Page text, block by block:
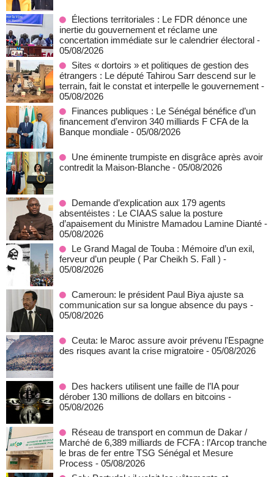
Élections territoriales : Le FDR dénonce une
inertie du gouvernement et réclame une
concertation immédiate sur le calendrier électoral -
05/08/2026
Sites « dortoirs » et politiques de gestion des
étrangers : Le député Tahirou Sarr descend sur le
terrain, fait le constat et interpelle le gouvernement -
05/08/2026
Finances publiques : Le Sénégal bénéfice d’un
financement d’environ 340 milliards F CFA de la
Banque mondiale - 05/08/2026
Une éminente trumpiste en disgrâce après avoir
contredit la Maison-Blanche - 05/08/2026
Demande d’explication aux 179 agents
absentéistes : Le CIAAS salue la posture
d’apaisement du Ministre Mamadou Lamine Dianté -
05/08/2026
Le Grand Magal de Touba : Mémoire d’un exil,
ferveur d’un peuple ( Par Cheikh S. Fall ) -
05/08/2026
Cameroun: le président Paul Biya ajuste sa
communication sur sa longue absence du pays -
05/08/2026
Ceuta: le Maroc assure avoir prévenu l'Espagne
des risques avant la crise migratoire - 05/08/2026
Des hackers utilisent une faille de l’IA pour
dérober 130 millions de dollars en bitcoins -
05/08/2026
Réseau de transport en commun de Dakar /
Marché de 6,389 milliards de FCFA : l’Arcop tranche
le bras de fer entre TSG Sénégal et Mesure
Process - 05/08/2026